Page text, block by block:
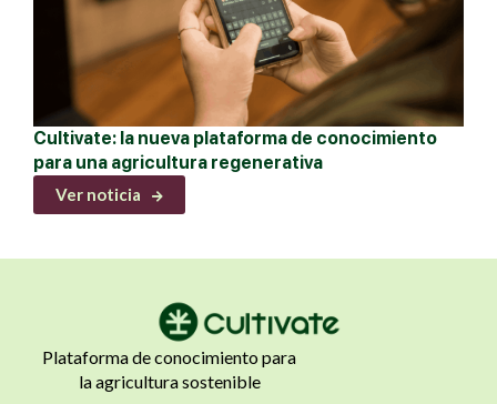
Cultivate: la nueva plataforma de conocimiento
para una agricultura regenerativa
Ver noticia
Plataforma de conocimiento para
la agricultura sostenible